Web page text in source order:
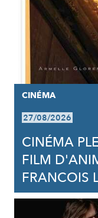
CINÉMA
27/08/2026
CINÉMA
FILM
FRANCOIS